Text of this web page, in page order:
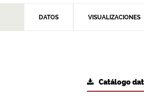
DATOS VISUALIZACIONES
Catálogo